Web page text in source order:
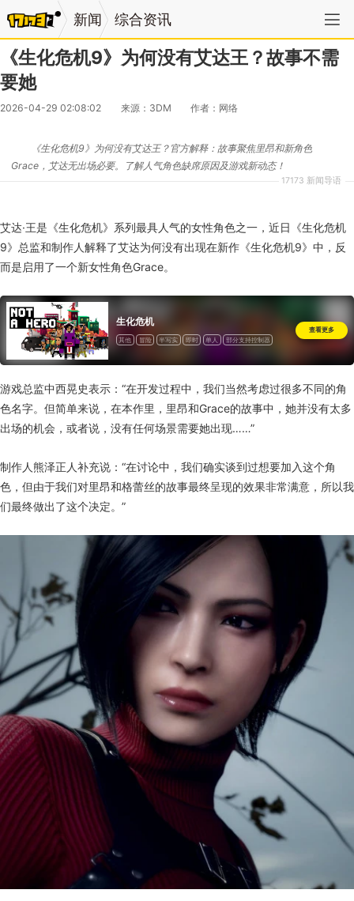
新闻 综合资讯
《生化危机9》为何没有艾达王？故事不需
要她
2026-04-29 02:08:02 来源：3DM 作者：网络
17173 新闻导语
《生化危机9》为何没有艾达王？官方解释：故事聚焦里昂和新角色
Grace，艾达无出场必要。了解人气角色缺席原因及游戏新动态！
艾达·王是《生化危机》系列最具人气的女性角色之一，近日《生化危机
9》总监和制作人解释了艾达为何没有出现在新作《生化危机9》中，反
而是启用了一个新女性角色Grace。
生化危机
其他 冒险 半写实 即时 单人
部分支持控制器
查看更多
游戏总监中西晃史表示：“在开发过程中，我们当然考虑过很多不同的角
色名字。但简单来说，在本作里，里昂和Grace的故事中，她并没有太多
出场的机会，或者说，没有任何场景需要她出现……”
制作人熊泽正人补充说：“在讨论中，我们确实谈到过想要加入这个角
色，但由于我们对里昂和格蕾丝的故事最终呈现的效果非常满意，所以我
们最终做出了这个决定。”